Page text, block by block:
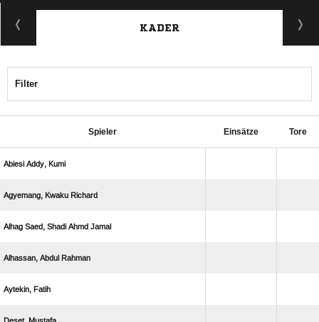
KADER
Filter
Spieler Einsätze Tore
  
  
    
  
 